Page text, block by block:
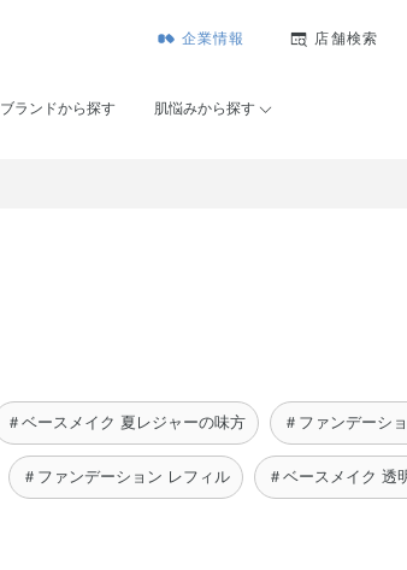
企業情報 店舗検索
ブランドから探す 肌悩みから探す
＃ベースメイク 夏レジャーの味方 ＃ファンデーシ
＃ファンデーション レフィル ＃ベースメイク 透